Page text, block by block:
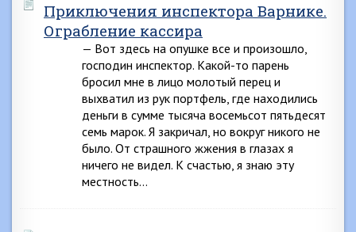
Приключения инспектора Варнике.
Ограбление кассира
— Вот здесь на опушке все и произошло,
господин инспектор. Какой-то парень
бросил мне в лицо молотый перец и
выхватил из рук портфель, где находились
деньги в сумме тысяча восемьсот пятьдесят
семь марок. Я закричал, но вокруг никого не
было. От страшного жжения в глазах я
ничего не видел. К счастью, я знаю эту
местность…